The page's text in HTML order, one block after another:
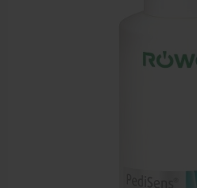
Diverse pedicure producten